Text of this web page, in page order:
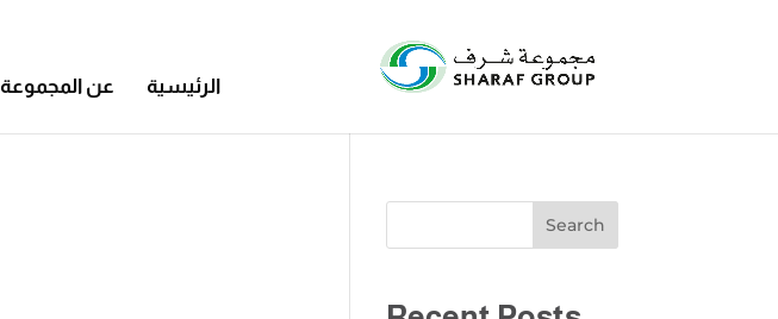
الرئيسية عن المجموعة
Search